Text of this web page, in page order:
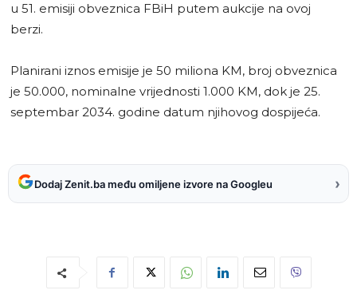
u 51. emisiji obveznica FBiH putem aukcije na ovoj
berzi.
Planirani iznos emisije je 50 miliona KM, broj obveznica
je 50.000, nominalne vrijednosti 1.000 KM, dok je 25.
septembar 2034. godine datum njihovog dospijeća.
Dodaj Zenit.ba među omiljene izvore na Googleu ›